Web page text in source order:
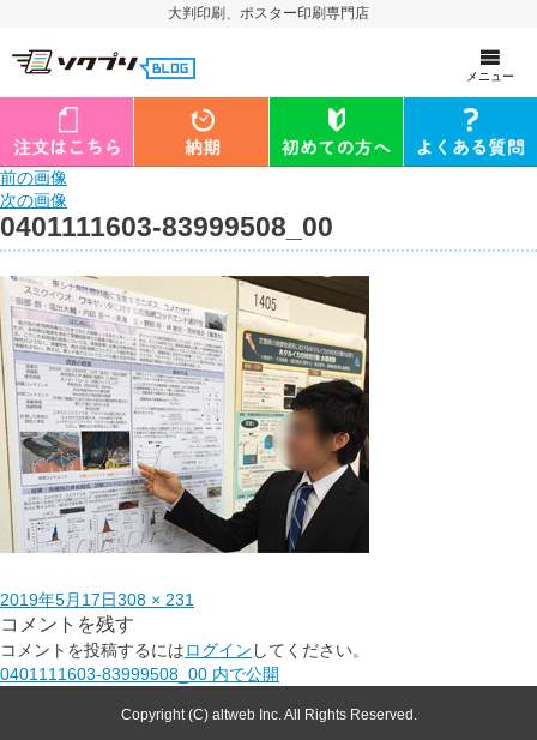
大判印刷、ポスター印刷専門店
メニュー
前の画像
次の画像
0401111603-83999508_00
2019年5月17日308 × 231
コメントを残す
コメントを投稿するにはログイン してください。
0401111603-83999508_00 内で公開
Copyright (C) altweb Inc. All Rights Reserved.